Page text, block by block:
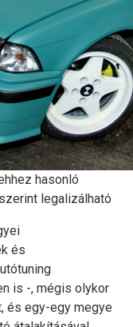
hasonló
legalizálható
és
is -, mégis olykor
és egy-egy megye